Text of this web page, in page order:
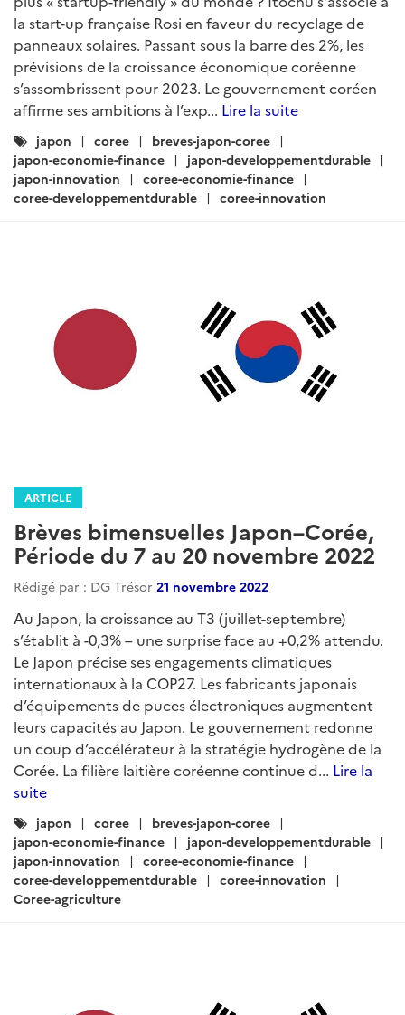
la start-up française Rosi en faveur du recyclage de
panneaux solaires. Passant sous la barre des 2%, les
prévisions de la croissance économique coréenne
s’assombrissent pour 2023. Le gouvernement coréen
affirme ses ambitions à l’exp... Lire la suite
Catégories
:
japon coree
breves-japon-coree
japon-economie-finance
japon-developpementdurable
japon-innovation
coree-economie-finance
coree-developpementdurable
coree-innovation
ARTICLE
Brèves bimensuelles Japon–Corée,
Période du 7 au 20 novembre 2022
Rédigé par : DG Trésor 21 novembre 2022
Au Japon, la croissance au T3 (juillet-septembre)
s’établit à -0,3% – une surprise face au +0,2% attendu.
Le Japon précise ses engagements climatiques
internationaux à la COP27. Les fabricants japonais
d’équipements de puces électroniques augmentent
leurs capacités au Japon. Le gouvernement redonne
un coup d’accélérateur à la stratégie hydrogène de la
Corée. La filière laitière coréenne continue d... Lire la
suite
Catégories
:
japon coree
breves-japon-coree
japon-economie-finance
japon-developpementdurable
japon-innovation
coree-economie-finance
coree-developpementdurable
coree-innovation
Coree-agriculture